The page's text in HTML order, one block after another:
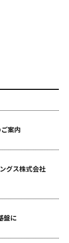
案内
グス株式会社
盤に